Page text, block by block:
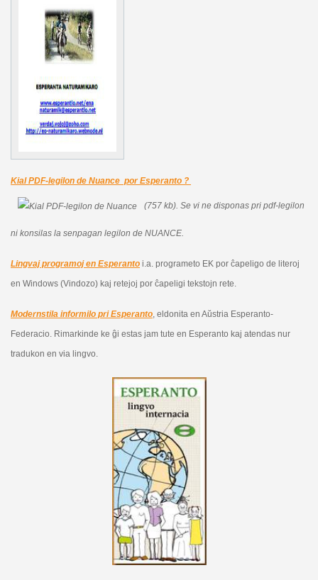
Kial PDF-legilon de Nuance por Esperanto ?
(757 kb). Se vi ne disponas pri pdf-legilon
ni konsilas la senpagan legilon de NUANCE.
Lingvaj programoj en Esperantoi.a. programeto EK por ĉapeligo de literoj
en Windows (Vindozo) kaj retejoj por ĉapeligi tekstojn rete.
Modernstila informilo pri Esperanto, eldonita en Aŭstria Esperanto-
Federacio. Rimarkinde ke ĝi estas jam tute en Esperanto kaj atendas nur
tradukon en via lingvo.